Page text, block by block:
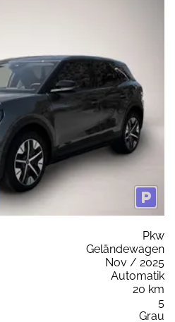
Pkw
Geländewagen
Nov / 2025
Automatik
20 km
5
Grau